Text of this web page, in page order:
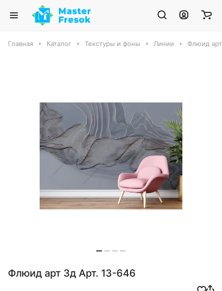
Главная Каталог Текстуры и фоны Линии Флюид
Флюид арт 3д Арт. 13-646